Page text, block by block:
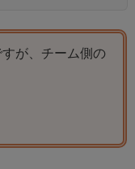
が、チーム側の